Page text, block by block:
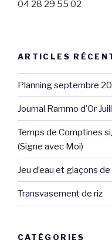
04 28 29 55 02
ARTICLES
Planning septembre
Journal Rammo d’Or
Temps de Comptines
(Signe avec Moi)
Jeu d’eau et glaçons
Transvasement de riz
CATÉGORIES